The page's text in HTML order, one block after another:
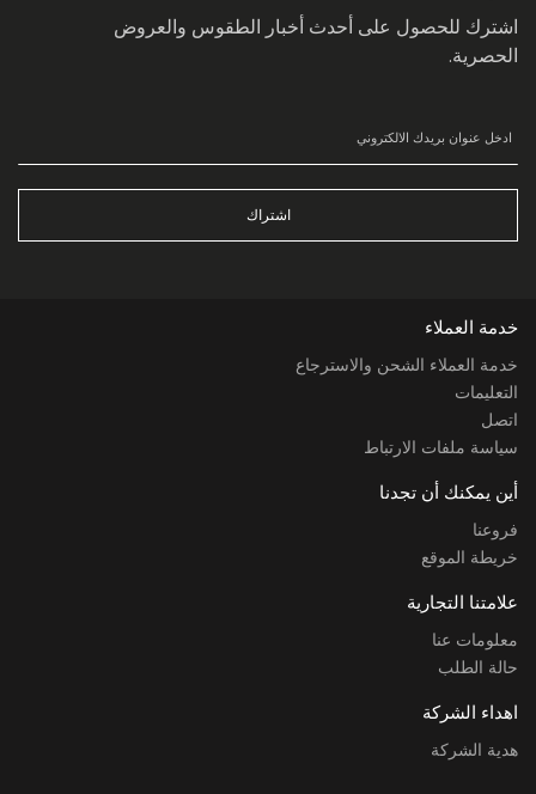
اشترك للحصول على أحدث أخبار الطقوس والعروض
الحصرية.
اشتراك
خدمة العملاء
خدمة العملاء الشحن والاسترجاع
التعليمات
اتصل
سياسة ملفات الارتباط
أين يمكنك أن تجدنا
فروعنا
خريطة الموقع
علامتنا التجارية
معلومات عنا
حالة الطلب
اهداء الشركة
هدية الشركة